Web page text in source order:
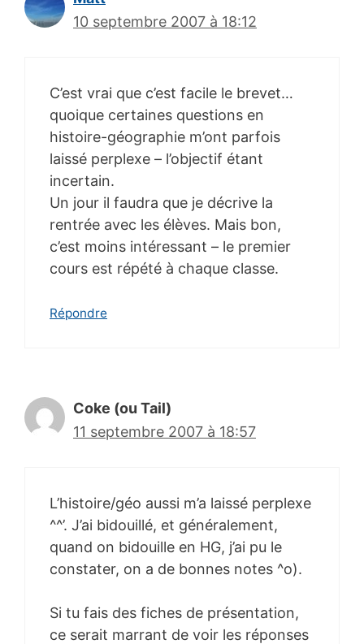
10 septembre 2007 à 18:12
C’est vrai que c’est facile le brevet…
quoique certaines questions en
histoire-géographie m’ont parfois
laissé perplexe – l’objectif étant
incertain.
Un jour il faudra que je décrive la
rentrée avec les élèves. Mais bon,
c’est moins intéressant – le premier
cours est répété à chaque classe.
Répondre
Coke (ou Tail)
11 septembre 2007 à 18:57
L’histoire/géo aussi m’a laissé perplexe
^^’. J’ai bidouillé, et généralement,
quand on bidouille en HG, j’ai pu le
constater, on a de bonnes notes ^o).
Si tu fais des fiches de présentation,
ce serait marrant de voir les réponses